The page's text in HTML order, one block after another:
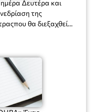
Δευτέρα και
της
θα διεξαχθεί
31 στην αίθουσα
θέματα: